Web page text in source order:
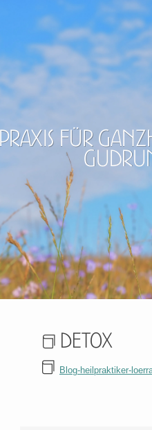
für
Detox
Blog-heilpraktiker-